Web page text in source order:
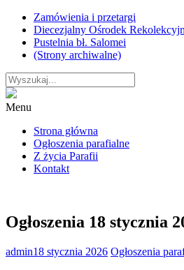
Skip
content
Zamówienia i przetargi
Diecezjalny Ośrodek
Pustelnia bł. Salomei
(Strony archiwalne)
Menu
Strona główna
Ogłoszenia parafialne
Z życia Parafii
Kontakt
Ogłoszenia 18 stycznia
admin18 stycznia 2026 Ogłoszenia